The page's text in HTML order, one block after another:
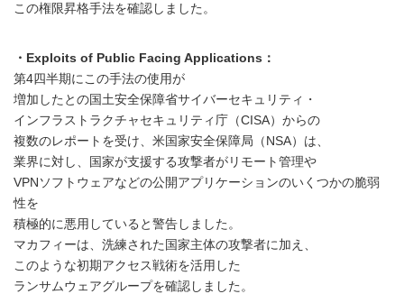
この権限昇格手法を確認しました。
・Exploits of Public Facing Applications：
第4四半期にこの手法の使用が
増加したとの国土安全保障省サイバーセキュリティ・
インフラストラクチャセキュリティ庁（CISA）からの
複数のレポートを受け、米国家安全保障局（NSA）は、
業界に対し、国家が支援する攻撃者がリモート管理や
VPNソフトウェアなどの公開アプリケーションのいくつかの脆弱
性を
積極的に悪用していると警告しました。
マカフィーは、洗練された国家主体の攻撃者に加え、
このような初期アクセス戦術を活用した
ランサムウェアグループを確認しました。